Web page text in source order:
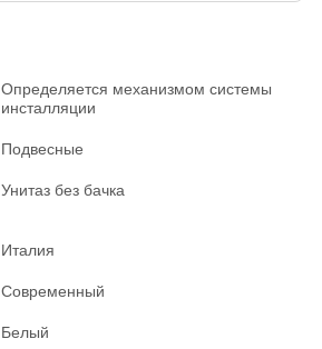
Определяется механизмом системы
инсталляции
Подвесные
Унитаз без бачка
Италия
Современный
Белый